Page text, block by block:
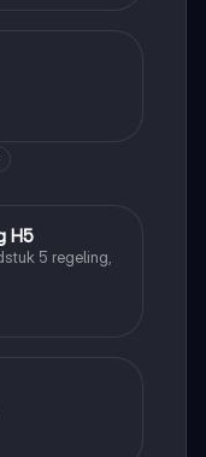
H5
5 regeling,